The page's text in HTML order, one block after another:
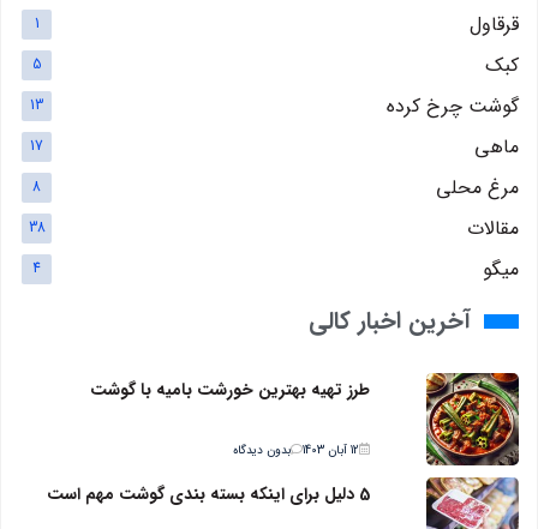
قرقاول 1
کبک 5
گوشت چرخ کرده 13
ماهی 17
مرغ محلی 8
مقالات 38
میگو 4
آخرین اخبار کالی
طرز تهیه بهترین خورشت بامیه با گوشت
12 آبان 1403 بدون دیدگاه
5 دلیل برای اینکه بسته بندی گوشت مهم است